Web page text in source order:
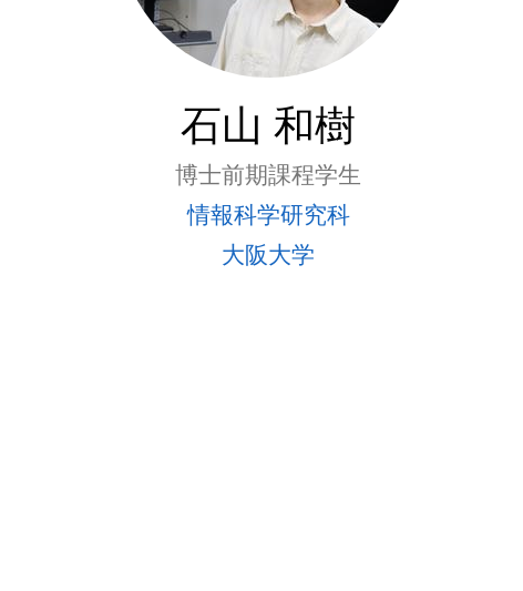
石山 和樹
博士前期課程学生
情報科学研究科
大阪大学